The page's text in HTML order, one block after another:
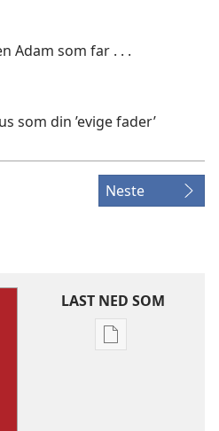
Adam som far . . .
som din ’evige fader’
Neste
LAST NED SOM